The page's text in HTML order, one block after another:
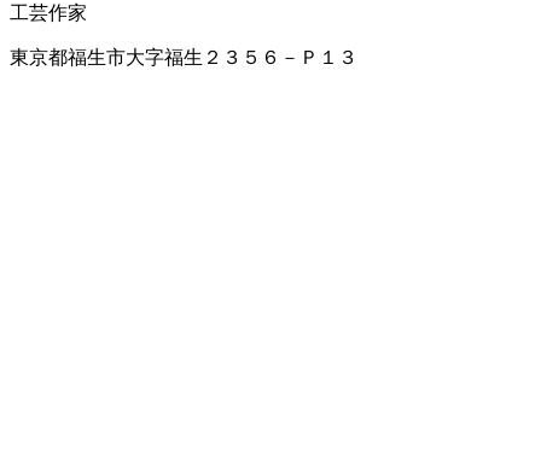
工芸作家
東京都福生市大字福生２３５６－Ｐ１３